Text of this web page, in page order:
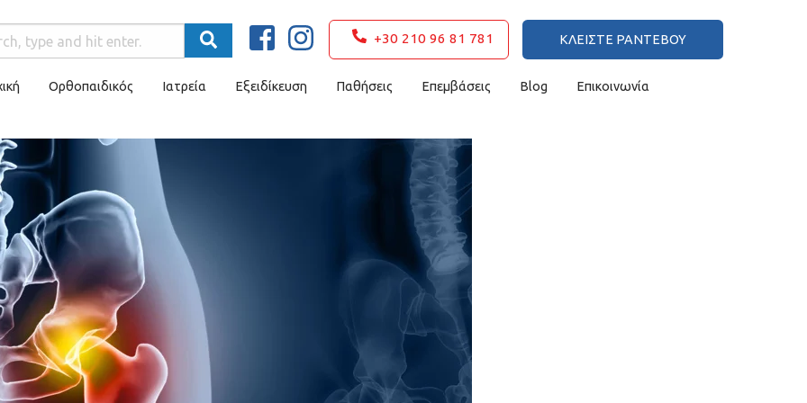
+30 210 96 81 781 ΚΛΕΙΣΤΕ ΡΑΝΤΕΒΟΥ
Ορθοπαιδικός Ιατρεία Εξειδίκευση Παθήσεις Επεμβάσεις Blog Επικοινωνία